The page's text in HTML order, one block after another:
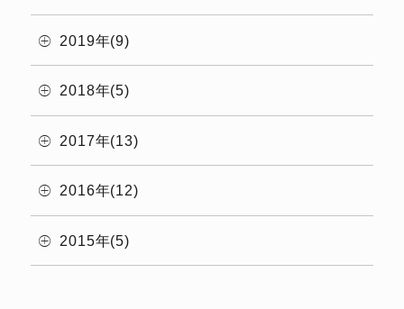
2019年(9)
2018年(5)
2017年(13)
2016年(12)
2015年(5)